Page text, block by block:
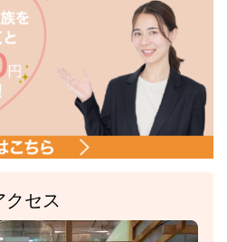
クセス